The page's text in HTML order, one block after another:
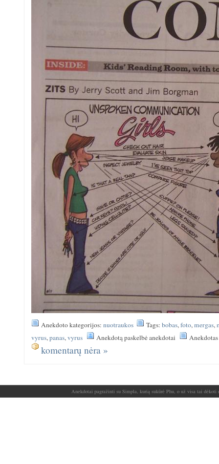
Anekdoto kategorijos:nuotraukos Tags:bobas,foto,mergas,
vyrus,panas,vyrus Anekdotą paskelbė anekdotai
komentarų nėra »
Anekdotai pagražinti su Simpla, kurią sukūrė Phu, o už visa tai